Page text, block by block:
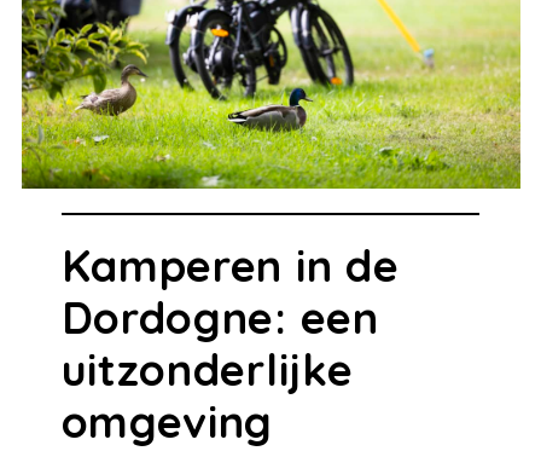
Kamperen in de
Dordogne: een
uitzonderlijke
omgeving